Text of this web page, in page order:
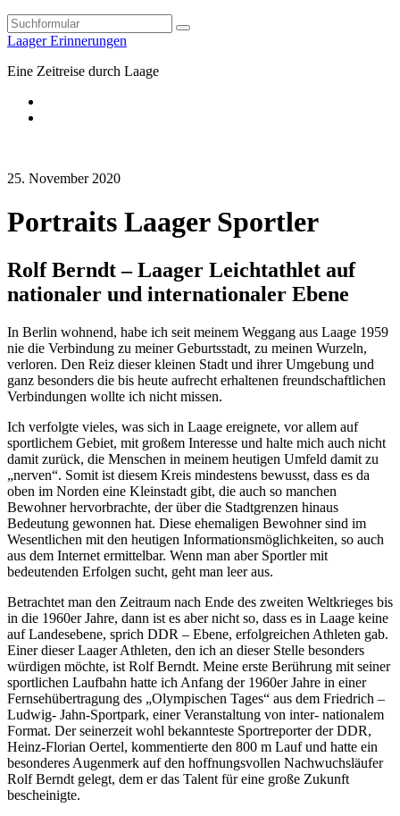
Search
Laager Erinnerungen
Eine Zeitreise durch Laage
25. November 2020
Portraits Laager Sportler
Rolf Berndt – Laager Leichtathlet auf
nationaler und internationaler Ebene
In Berlin wohnend, habe ich seit meinem Weggang aus Laage 1959
nie die Verbindung zu meiner Geburtsstadt, zu meinen Wurzeln,
verloren. Den Reiz dieser kleinen Stadt und ihrer Umgebung und
ganz besonders die bis heute aufrecht erhaltenen freundschaftlichen
Verbindungen wollte ich nicht missen.
Ich verfolgte vieles, was sich in Laage ereignete, vor allem auf
sportlichem Gebiet, mit großem Interesse und halte mich auch nicht
damit zurück, die Menschen in meinem heutigen Umfeld damit zu
„nerven“. Somit ist diesem Kreis mindestens bewusst, dass es da
oben im Norden eine Kleinstadt gibt, die auch so manchen
Bewohner hervorbrachte, der über die Stadtgrenzen hinaus
Bedeutung gewonnen hat. Diese ehemaligen Bewohner sind im
Wesentlichen mit den heutigen Informationsmöglichkeiten, so auch
aus dem Internet ermittelbar. Wenn man aber Sportler mit
bedeutenden Erfolgen sucht, geht man leer aus.
Betrachtet man den Zeitraum nach Ende des zweiten Weltkrieges bis
in die 1960er Jahre, dann ist es aber nicht so, dass es in Laage keine
auf Landesebene, sprich DDR – Ebene, erfolgreichen Athleten gab.
Einer dieser Laager Athleten, den ich an dieser Stelle besonders
würdigen möchte, ist Rolf Berndt. Meine erste Berührung mit seiner
sportlichen Laufbahn hatte ich Anfang der 1960er Jahre in einer
Fernsehübertragung des „Olympischen Tages“ aus dem Friedrich –
Ludwig- Jahn-Sportpark, einer Veranstaltung von inter- nationalem
Format. Der seinerzeit wohl bekannteste Sportreporter der DDR,
Heinz-Florian Oertel, kommentierte den 800 m Lauf und hatte ein
besonderes Augenmerk auf den hoffnungsvollen Nachwuchsläufer
Rolf Berndt gelegt, dem er das Talent für eine große Zukunft
bescheinigte.